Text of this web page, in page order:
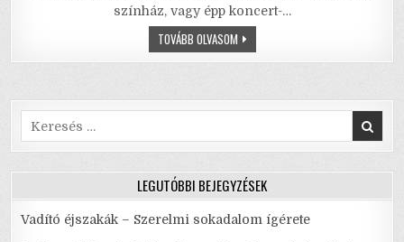
b
k
r
A
színház, vagy épp koncert-…
TOVÁBB OLVASOMHATÁRÁTLÉPÉSEK
–
A
NINCS
MEGÁLLÁS!
Search
for:
LEGUTÓBBI BEJEGYZÉSEK
Vadító éjszakák – Szerelmi sokadalom ígérete